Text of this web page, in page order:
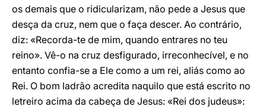
os demais que o ridicularizam, não pede a Jesus que
desça da cruz, nem que o faça descer. Ao contrário,
diz: «Recorda-te de mim, quando entrares no teu
reino». Vê-o na cruz desfigurado, irreconhecível, e no
entanto confia-se a Ele como a um rei, aliás como ao
Rei. O bom ladrão acredita naquilo que está escrito no
letreiro acima da cabeça de Jesus: «Rei dos judeus»: